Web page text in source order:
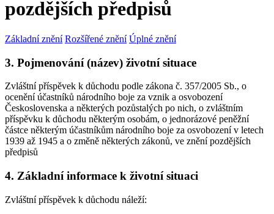
pozdějších předpisů
Základní znění Rozšířené znění Úplné znění
3. Pojmenování (název) životní situace
Zvláštní příspěvek k důchodu podle zákona č. 357/2005 Sb., o
ocenění účastníků národního boje za vznik a osvobození
Československa a některých pozůstalých po nich, o zvláštním
příspěvku k důchodu některým osobám, o jednorázové peněžní
částce některým účastníkům národního boje za osvobození v letech
1939 až 1945 a o změně některých zákonů, ve znění pozdějších
předpisů
4. Základní informace k životní situaci
Zvláštní příspěvek k důchodu náleží: